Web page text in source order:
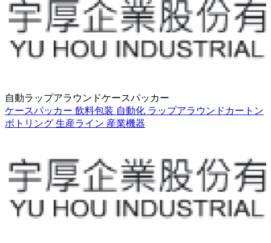
自動ラップアラウンドケースパッカー
ケースパッカー 飲料包装 自動化 ラップアラウンドカートン
ボトリング 生産ライン 産業機器